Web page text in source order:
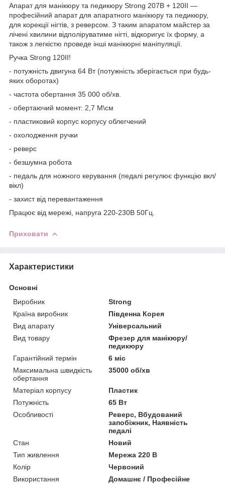
Апарат для манікюру та педикюру Strong 207B + 120ІІ ―
професійний апарат для апаратного манікюру та педикюру,
для корекції нігтів, з реверсом. З таким апаратом майстер за
лічені хвилини відполіруватиме нігті, відкоригує їх форму, а
також з легкістю проведе інші манікюрні маніпуляції.
Ручка Strong 120ІІ!
- потужність двигуна 64 Вт (потужність зберігається при будь-
яких оборотах)
- частота обертання 35 000 об/хв.
- обертаючий момент: 2,7 М\см
- пластиковий корпус корпусу облегчений
- охолодження ручки
- реверс
- безшумна робота
- педаль для ножного керування (педалі регулює функцію вкл/
вікл)
- захист від перевантаження
Працює від мережі, напруга 220-230В 50Гц.
Приховати
Характеристики
Основні
Виробник
Strong
Країна виробник
Південна Корея
Вид апарату
Універсальний
Вид товару
Фрезер для манікюру/
педикюру
Гарантійний термін
6 міс
Максимальна швидкість
обертання
35000 об/хв
Матеріал корпусу
Пластик
Потужність
65 Вт
Особливості
Реверс, Вбудований
запобіжник, Наявність
педалі
Стан
Новий
Тип живлення
Мережа 220 В
Колір
Червоний
Використання
Домашнє / Професійне